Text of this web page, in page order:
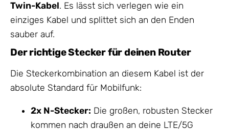
Twin-Kabel. Es lässt sich verlegen wie ein
einziges Kabel und splittet sich an den Enden
sauber auf.
Der richtige Stecker für deinen Router
Die Steckerkombination an diesem Kabel ist der
absolute Standard für Mobilfunk:
2x N-Stecker: Die großen, robusten Stecker
kommen nach draußen an deine LTE/5G